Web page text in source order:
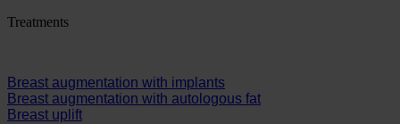
Treatments
Breast augmentation with implants
Breast augmentation with autologous fat
Breast uplift